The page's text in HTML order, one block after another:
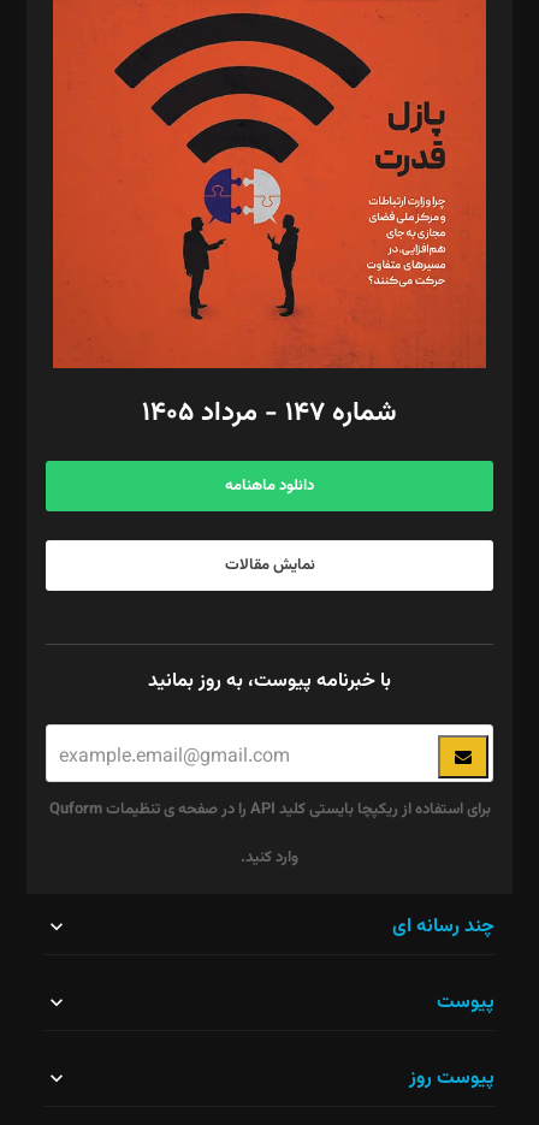
د‌بیر پیوست جهان: مینا پاکدل
د‌بیر تحریریه آنلاین: بابک نقاش
تحریریه‌: مجتبی محمود‌ی، آرش برهمند، یسنا امان‌پور، سروش کرمیان،
مصطفی مسجدی آرانی، ابوالفضل رجبی، زهرا فکرانه، فائزه فتحی
رستمی،مصطفی باستان
ویرایش: نگار استاد‌‌آقا
طراح یونیفرم: مجید توکلی
فیلمبرداری و عکاسی: امیر شفیعی، مانی لطفی زاده
گرافیک و صفحه‌آرایی: سید‌سبحان‌علی ثابت
مد‌یر توسعه تجاری: کامبیز برید‌
امور مالی: شاپور رهبری، محمد‌ کاظمی‌نیا
آگهی و مشترکین: ۰۹۱۹۹۹۹۰۴۵۴
شماره ۱۴۷ - مرداد ۱۴۰۵
دانلود ماهنامه
نمایش مقالات
با خبرنامه پیوست، به روز بمانید
برای استفاده از ریکپچا بایستی کلید API را در صفحه ی تنظیمات Quform
وارد کنید.
نباید
چند رسانه ای
پیوست
پیوست روز